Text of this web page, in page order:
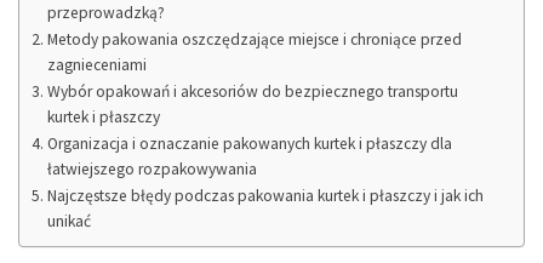
przeprowadzką?
Metody pakowania oszczędzające miejsce i chroniące przed
zagnieceniami
Wybór opakowań i akcesoriów do bezpiecznego transportu
kurtek i płaszczy
Organizacja i oznaczanie pakowanych kurtek i płaszczy dla
łatwiejszego rozpakowywania
Najczęstsze błędy podczas pakowania kurtek i płaszczy i jak ich
unikać